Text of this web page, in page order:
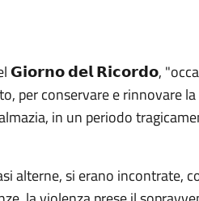
𝗚𝗶𝗼𝗿𝗻𝗼 𝗱𝗲𝗹 𝗥𝗶𝗰𝗼𝗿𝗱𝗼,
per conservare e rinnovare
in un periodo
alterne, si erano incontrate,